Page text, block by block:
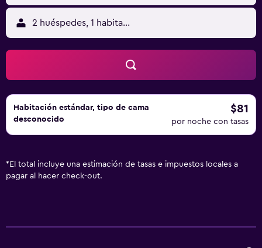
de limpieza todos los días. Se pueden practicar las
actividades de ocio y esparcimiento que se indican más
abajo en las instalaciones o cerca del alojamiento (es
posible que se aplique un recargo).
2 huéspedes, 1 habitación
Habitación estándar, tipo de cama
desconocido
$81
por noche con tasas
* El total incluye una estimación de tasas e impuestos locales a
pagar al hacer check-out.